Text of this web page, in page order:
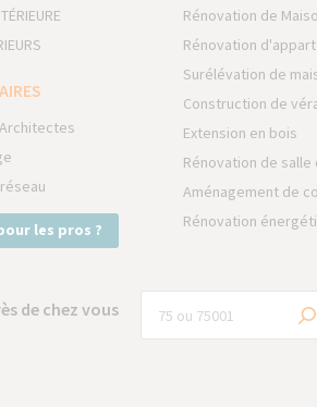
les pros ?
Rénovation de
Rénovation
Surélévation de
Construction de
Extension en bois
Rénovation de salle
Aménagement de
Rénovation
de chez vous